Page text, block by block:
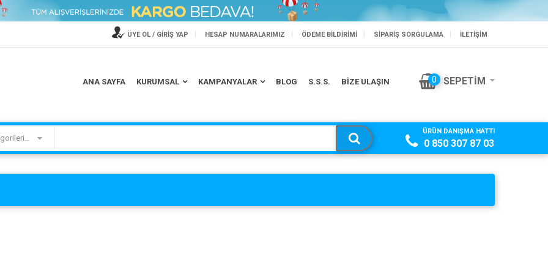
ÜYE OL / GİRİŞ YAP HESAP NUMARALARIMIZ ÖDEME BILDIRIMI SIPARIŞ SORGULAMA İLETİŞİM
ANA SAYFA KURUMSAL KAMPANYALAR BLOG S.S.S. BİZE ULAŞIN 0 SEPETIM
Kategorilerimiz
ÜRÜN DANIŞMA HATTI
0 850 307 87 03